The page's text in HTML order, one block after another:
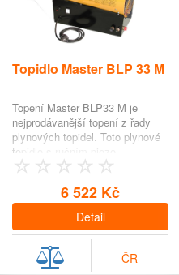
Topidlo Master BLP 33 M
Topení Master BLP33 M je
nejprodávanější topení z řady
plynových topidel. Toto plynové
topidlo s ručním piezo
zapalováním je…
6 522 Kč
Detail
ČR